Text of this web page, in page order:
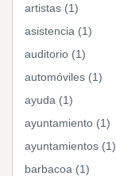
artistas (1)
asistencia (1)
auditorio (1)
automóviles (1)
ayuda (1)
ayuntamiento (1)
ayuntamientos (1)
barbacoa (1)